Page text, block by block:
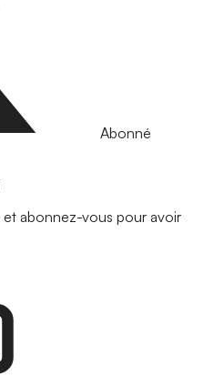
Abonné
abonnez-vous pour avoir